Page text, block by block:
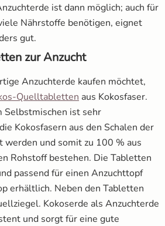
ist dann möglich; auch für
Nährstoffe benötigen, eignet
gut.
zur Anzucht
Anzuchterde kaufen möchtet,
Quelltabletten öffnet in neuem
aus Kokosfaser.
Selbstmischen ist sehr
Kokosfasern aus den Schalen der
werden und somit zu 100 % aus
Rohstoff bestehen. Die Tabletten
passend für einen Anzuchttopf
erhältlich. Neben den Tabletten
Kokoserde als Anzuchterde
und sorgt für eine gute